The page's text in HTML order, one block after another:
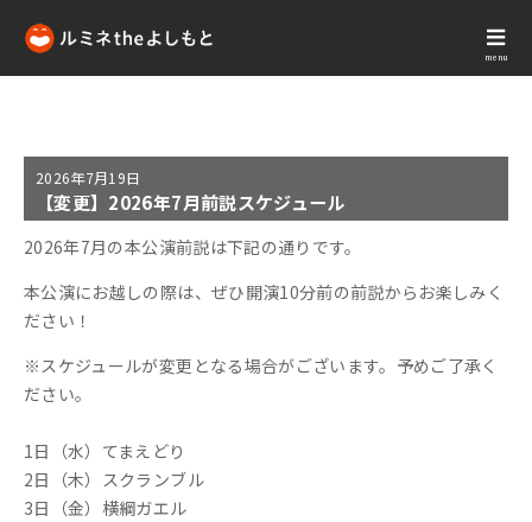
menu
2026年7月19日
【変更】2026年7月前説スケジュール
2026年7月の本公演前説は下記の通りです。
本公演にお越しの際は、ぜひ開演10分前の前説からお楽しみく
ださい！
※スケジュールが変更となる場合がございます。予めご了承く
ださい。
1日（水）てまえどり
2日（木）スクランブル
3日（金）横綱ガエル